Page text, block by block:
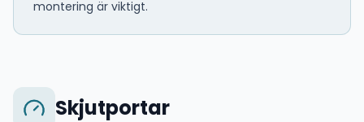
montering är viktigt.
Skjutportar